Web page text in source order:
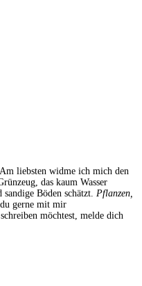
liebsten widme ich mich den
das kaum Wasser
Böden schätzt. Pflanzen,
gerne mit mir
möchtest, melde dich